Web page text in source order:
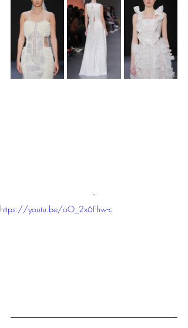
¨
https://youtu.be/oO_2x6Fhw-c